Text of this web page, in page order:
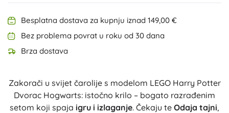
Besplatna dostava za kupnju iznad 149,00 €
Bez problema povrat u roku od 30 dana
Brza dostava
Zakorači u svijet čarolije s modelom LEGO Harry Potter
Dvorac Hogwarts: istočno krilo – bogato razrađenim
setom koji spaja igru i izlaganje. Čekaju te Odaja tajni,